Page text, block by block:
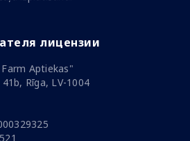
лицензии
Aptiekas"
Rīga, LV-1004